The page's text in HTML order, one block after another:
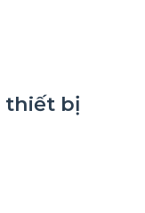
thiết bị